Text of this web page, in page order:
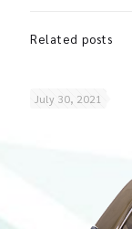
Related posts
July 30, 2021